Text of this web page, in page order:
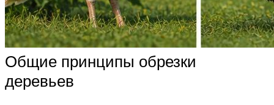
Общие принципы обрезки
деревьев